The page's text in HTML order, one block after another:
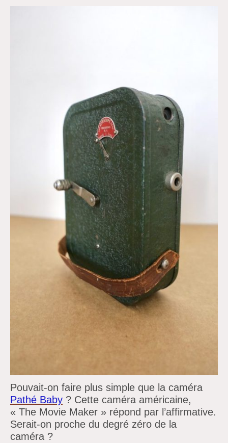
Pouvait-on faire plus simple que la caméra
Pathé Baby ? Cette caméra américaine,
« The Movie Maker » répond par l’affirmative.
Serait-on proche du degré zéro de la
caméra ?